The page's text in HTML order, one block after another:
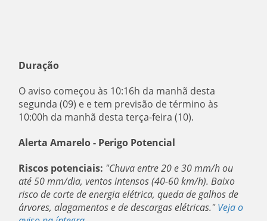
Duração
O aviso começou às 10:16h da manhã desta
segunda (09) e e tem previsão de término às
10:00h da manhã desta terça-feira (10).
Alerta Amarelo - Perigo Potencial
Riscos potenciais: "Chuva entre 20 e 30 mm/h ou
até 50 mm/dia, ventos intensos (40-60 km/h). Baixo
risco de corte de energia elétrica, queda de galhos de
árvores, alagamentos e de descargas elétricas." Veja o